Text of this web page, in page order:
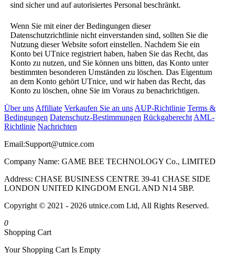
sind sicher und auf autorisiertes Personal beschränkt.
Wenn Sie mit einer der Bedingungen dieser
Datenschutzrichtlinie nicht einverstanden sind, sollten Sie die
Nutzung dieser Website sofort einstellen. Nachdem Sie ein
Konto bei UTnice registriert haben, haben Sie das Recht, das
Konto zu nutzen, und Sie können uns bitten, das Konto unter
bestimmten besonderen Umständen zu löschen. Das Eigentum
an dem Konto gehört UTnice, und wir haben das Recht, das
Konto zu löschen, ohne Sie im Voraus zu benachrichtigen.
Über uns Affiliate Verkaufen Sie an uns AUP-Richtlinie Terms &
Bedingungen Datenschutz-Bestimmungen Rückgaberecht AML-
Richtlinie Nachrichten
Email:Support@utnice.com
Company Name: GAME BEE TECHNOLOGY Co., LIMITED
Address: CHASE BUSINESS CENTRE 39-41 CHASE SIDE
LONDON UNITED KINGDOM ENGL AND N14 5BP.
Copyright © 2021 - 2026 utnice.com Ltd, All Rights Reserved.
0
Shopping Cart
Your Shopping Cart Is Empty